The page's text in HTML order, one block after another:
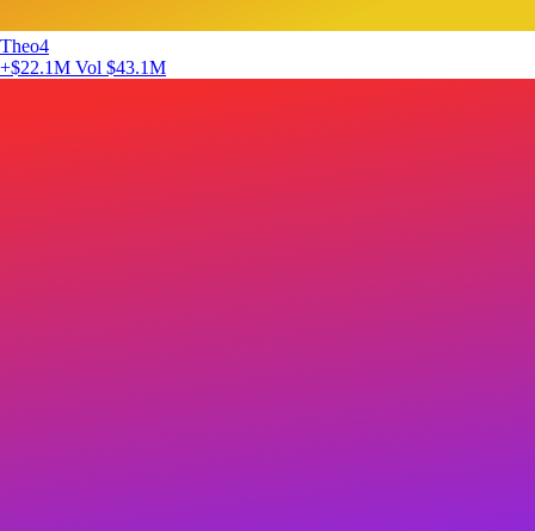
Theo4
+$22.1M Vol $43.1M